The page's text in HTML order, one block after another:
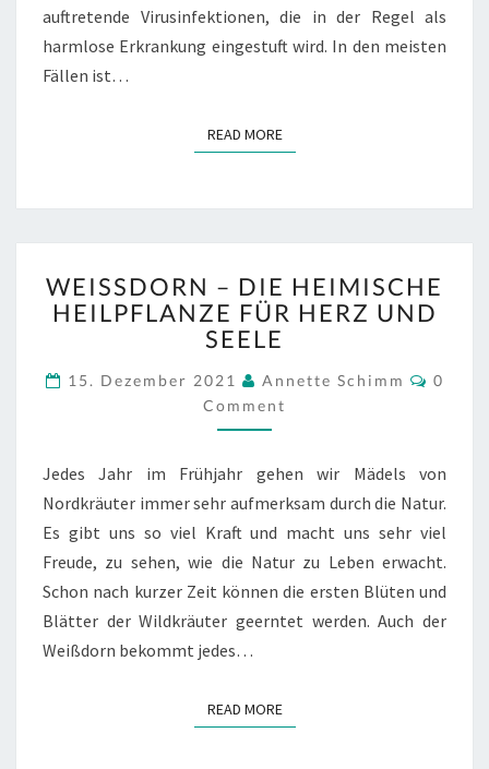
auftretende Virusinfektionen, die in der Regel als
harmlose Erkrankung eingestuft wird. In den meisten
Fällen ist…
READ MOREREAD MORE
D
IE H
EIMISCHE H
ÜR H
ERZ U
ND S
WEISSDORN – DIE HEIMISCHE H
EILPFLANZE FÜR HERZ UND S
EELE
15. Dezember 2021 Annette Schimm
0
Comment
Jedes Jahr im Frühjahr gehen wir Mädels von
Nordkräuter immer sehr aufmerksam durch die Natur.
Es gibt uns so viel Kraft und macht uns sehr viel
Freude, zu sehen, wie die Natur zu Leben erwacht.
Schon nach kurzer Zeit können die ersten Blüten und
Blätter der Wildkräuter geerntet werden. Auch der
Weißdorn bekommt jedes…
READ MOREREAD MORE